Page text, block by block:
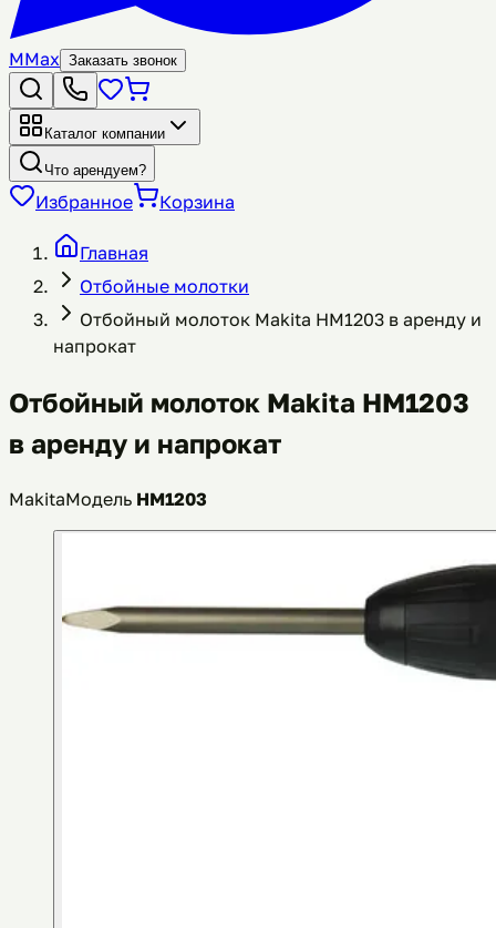
MMax Заказать звонок
Каталог компании
Что арендуем?
Избранное Корзина
Главная
Отбойные молотки
Отбойный молоток Makita HM1203 в аренду и
напрокат
Отбойный молоток Makita HM1203
в аренду и напрокат
MakitaМодель HM1203